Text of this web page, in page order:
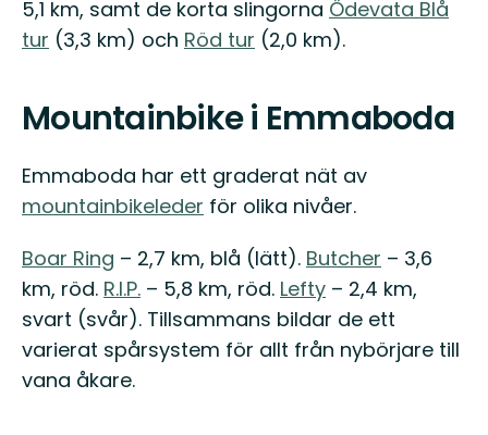
5,1 km, samt de korta slingorna Ödevata Blå
tur (3,3 km) och Röd tur (2,0 km).
Mountainbike i Emmaboda
Emmaboda har ett graderat nät av
mountainbikeleder för olika nivåer.
Boar Ring – 2,7 km, blå (lätt). Butcher – 3,6
km, röd. R.I.P. – 5,8 km, röd. Lefty – 2,4 km,
svart (svår). Tillsammans bildar de ett
varierat spårsystem för allt från nybörjare till
vana åkare.